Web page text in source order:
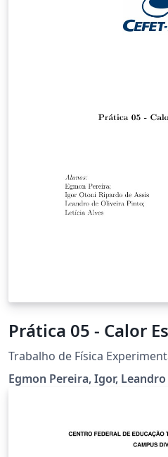
Prática 05 - Calor
Trabalho de Física
Egmon Pereira, Igor,